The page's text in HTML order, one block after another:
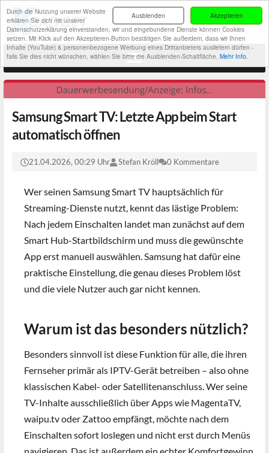
Akzeptieren
Ausblenden
Durch die Nutzung unserer Website
erklären Sie sich mit unserer
Datenschutzerklärung einverstanden, wir und eingebundene Dienste können Cookies
setzen. Mit Klick auf den Akzeptieren-Button bestätigen Sie außerdem, dass wir Ihnen
Inhalte (YouTube) & personenbezogene Werbung eines Drittanbieters ausliefern dürfen -
falls Sie dies nicht wünschen, wählen Sie bitte die Ausblenden-Schaltfläche. Mehr Info.
Samsung Smart TV: Letzte App beim Start
automatisch öffnen
21.04.2026, 00:29 Uhr Stefan Kröll 0 Kommentare
Wer seinen Samsung Smart TV hauptsächlich für
Streaming-Dienste nutzt, kennt das lästige Problem:
Nach jedem Einschalten landet man zunächst auf dem
Smart Hub-Startbildschirm und muss die gewünschte
App erst manuell auswählen. Samsung hat dafür eine
praktische Einstellung, die genau dieses Problem löst
und die viele Nutzer auch gar nicht kennen.
Warum ist das besonders nützlich?
Besonders sinnvoll ist diese Funktion für alle, die ihren
Fernseher primär als IPTV-Gerät betreiben – also ohne
klassischen Kabel- oder Satellitenanschluss. Wer seine
TV-Inhalte ausschließlich über Apps wie MagentaTV,
waipu.tv oder Zattoo empfängt, möchte nach dem
Einschalten sofort loslegen und nicht erst durch Menüs